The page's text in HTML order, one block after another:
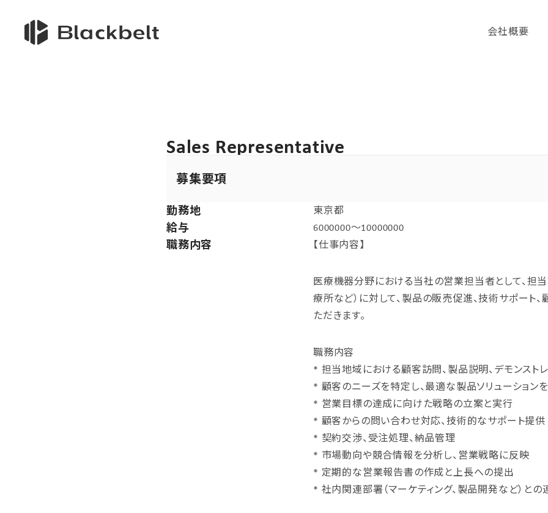
会社概要
Sales Representative
募集要項
勤務地 東京都
給与 6000000～10000000
職務内容 【仕事内容】
医療機器分野における当社の営業担当者として、担
療所など）に対して、製品の販売促進、技術サポート
ただきます。
職務内容
* 担当地域における顧客訪問、製品説明、デモンスト
* 顧客のニーズを特定し、最適な製品ソリューション
* 営業目標の達成に向けた戦略の立案と実行
* 顧客からの問い合わせ対応、技術的なサポート提供
* 契約交渉、受注処理、納品管理
* 市場動向や競合情報を分析し、営業戦略に反映
* 定期的な営業報告書の作成と上長への提出
* 社内関連部署（マーケティング、製品開発など）との